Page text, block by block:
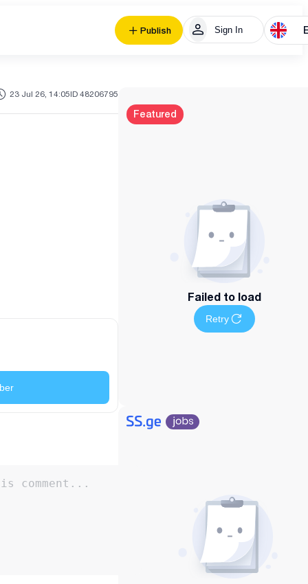
Publish Sign In
23 Jul 26, 14:05ID 48206795
Featured
Failed to load
Retry